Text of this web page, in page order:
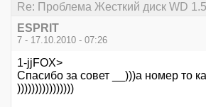
Re: Проблема Жесткий диск WD
ESPRIT
7 - 17.10.2010 - 07:26
1-jjFOX>
Спасибо за совет __)))а номер то
))))))))))))))))